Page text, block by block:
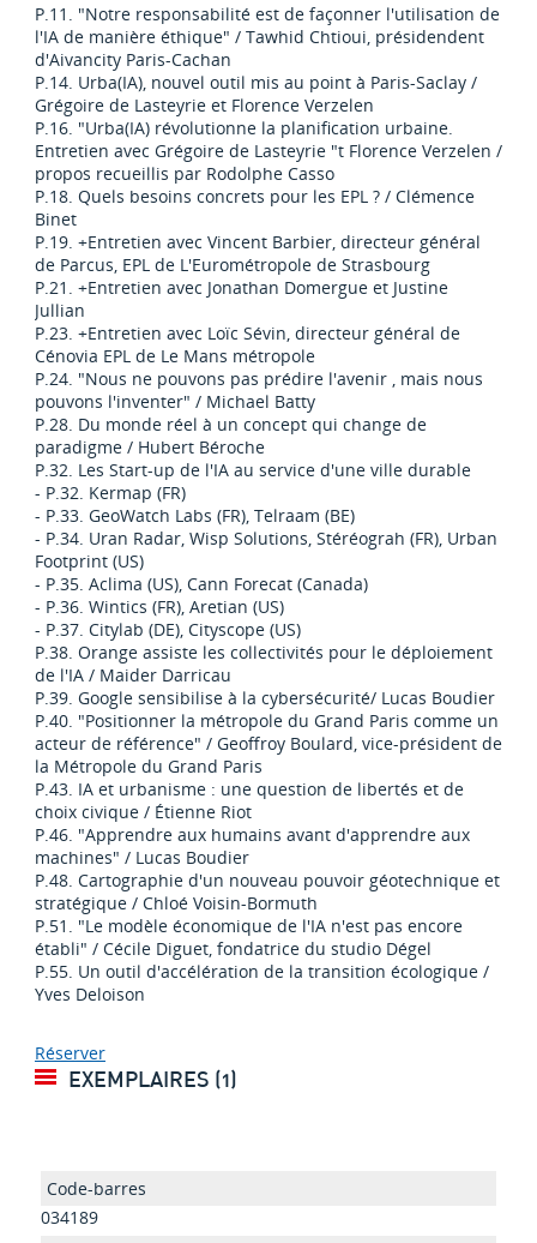
P.11. "Notre responsabilité est de façonner l'utilisation de
l'IA de manière éthique" / Tawhid Chtioui, présidendent
d'Aivancity Paris-Cachan
P.14. Urba(IA), nouvel outil mis au point à Paris-Saclay /
Grégoire de Lasteyrie et Florence Verzelen
P.16. "Urba(IA) révolutionne la planification urbaine.
Entretien avec Grégoire de Lasteyrie "t Florence Verzelen /
propos recueillis par Rodolphe Casso
P.18. Quels besoins concrets pour les EPL ? / Clémence
Binet
P.19. +Entretien avec Vincent Barbier, directeur général
de Parcus, EPL de L'Eurométropole de Strasbourg
P.21. +Entretien avec Jonathan Domergue et Justine
Jullian
P.23. +Entretien avec Loïc Sévin, directeur général de
Cénovia EPL de Le Mans métropole
P.24. "Nous ne pouvons pas prédire l'avenir , mais nous
pouvons l'inventer" / Michael Batty
P.28. Du monde réel à un concept qui change de
paradigme / Hubert Béroche
P.32. Les Start-up de l'IA au service d'une ville durable
- P.32. Kermap (FR)
- P.33. GeoWatch Labs (FR), Telraam (BE)
- P.34. Uran Radar, Wisp Solutions, Stéréograh (FR), Urban
Footprint (US)
- P.35. Aclima (US), Cann Forecat (Canada)
- P.36. Wintics (FR), Aretian (US)
- P.37. Citylab (DE), Cityscope (US)
P.38. Orange assiste les collectivités pour le déploiement
de l'IA / Maider Darricau
P.39. Google sensibilise à la cybersécurité/ Lucas Boudier
P.40. "Positionner la métropole du Grand Paris comme un
acteur de référence" / Geoffroy Boulard, vice-président de
la Métropole du Grand Paris
P.43. IA et urbanisme : une question de libertés et de
choix civique / Étienne Riot
P.46. "Apprendre aux humains avant d'apprendre aux
machines" / Lucas Boudier
P.48. Cartographie d'un nouveau pouvoir géotechnique et
stratégique / Chloé Voisin-Bormuth
P.51. "Le modèle économique de l'IA n'est pas encore
établi" / Cécile Diguet, fondatrice du studio Dégel
P.55. Un outil d'accélération de la transition écologique /
Yves Deloison
Réserver
EXEMPLAIRES (1)
034189